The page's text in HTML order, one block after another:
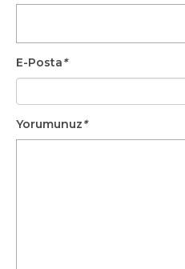
E-Posta*
Yorumunuz*